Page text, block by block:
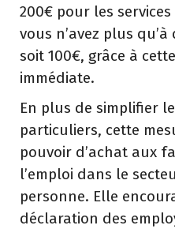
200€ pour les
vous n’avez plus
soit 100€, grâce à
immédiate.
En plus de simplifier
particuliers, cette
pouvoir d’achat aux
l’emploi dans le
personne. Elle
déclaration des